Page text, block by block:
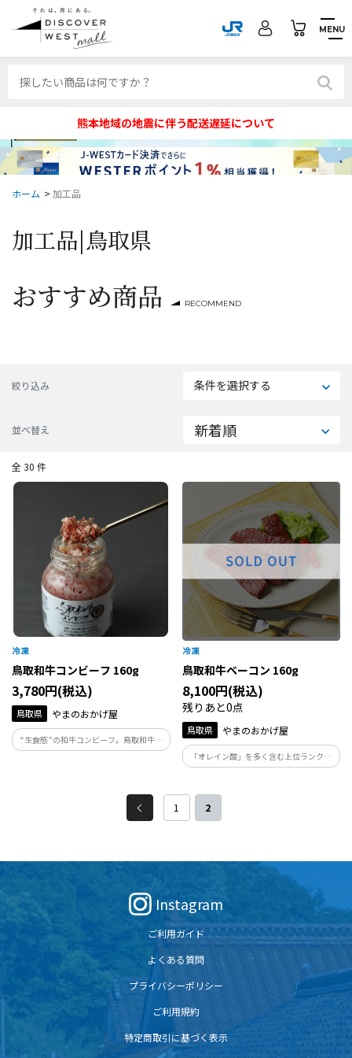
MENU
熊本地域の地震に伴う配送遅延について
ホーム > 加工品
加工品|鳥取県
おすすめ商品 RECOMMEND
絞り込み 条件を選択する
並べ替え
全 30 件
鳥取和牛コンビーフ 160g
3,780円(税込)
鳥取県 やまのおかげ屋
“生食感”の和牛コンビーフ。鳥取和牛の
極上の旨みと甘みが口いっぱいにご堪能
鳥取和牛ベーコン 160g
8,100円(税込)
残りあと0点
鳥取県 やまのおかげ屋
「オレイン酸」を多く含む上位ランクの
鳥取和牛を使用した霜降りの入った高級
1 2
Instagram
ご利用ガイド
よくある質問
プライバシーポリシー
ご利用規約
特定商取引に基づく表示